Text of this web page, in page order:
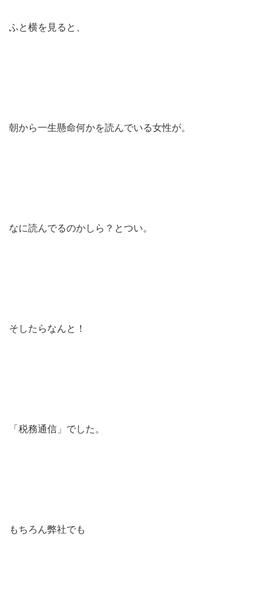
ふと横を見ると、
朝から一生懸命何かを読んでいる女性が。
なに読んでるのかしら？とつい。
そしたらなんと！
「税務通信」でした。
もちろん弊社でも